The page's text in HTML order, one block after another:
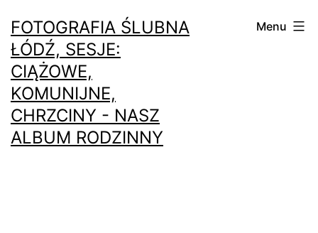
do
treści
FOTOGRAFIA ŚLUBNA
ŁÓDŹ, SESJE:
CIĄŻOWE,
KOMUNIJNE,
CHRZCINY - NASZ
ALBUM RODZINNY
Menu